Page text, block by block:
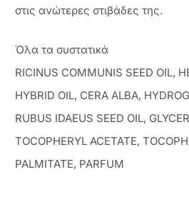
στις ανώτερες στιβάδες της.
Όλα τα συστατικά
RICINUS COMMUNIS SEED OIL,
HYBRID OIL, CERA ALBA,
RUBUS IDAEUS SEED OIL,
TOCOPHERYL ACETATE,
PALMITATE, PARFUM